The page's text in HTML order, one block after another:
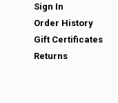
Sign In
Order History
Gift Certificates
Returns